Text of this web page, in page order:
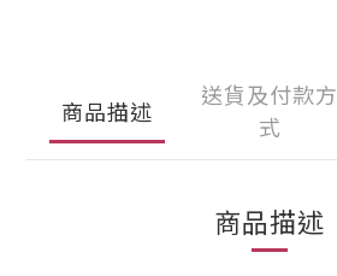
商品描述
送貨及付款方
式
商品描述